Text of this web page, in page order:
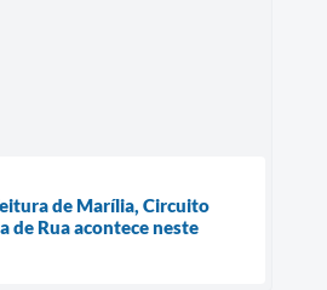
de Marília, Circuito
de Rua acontece neste